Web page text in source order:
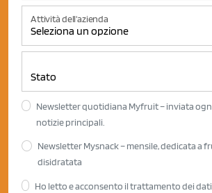
Attività dell'azienda
Newsletter quotidiana Myfruit – inviata
notizie principali.
Newsletter Mysnack – mensile, dedicata a
disidratata
Ho letto e acconsento il trattamento dei